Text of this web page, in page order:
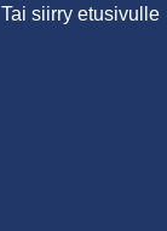
Tai siirry etusivulle